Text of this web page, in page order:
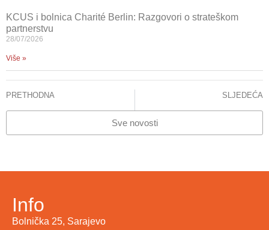
KCUS i bolnica Charité Berlin: Razgovori o strateškom
partnerstvu
28/07/2026
Više »
PRETHODNA SLJEDEĆA
Sve novosti
Info
Bolnička 25, Sarajevo